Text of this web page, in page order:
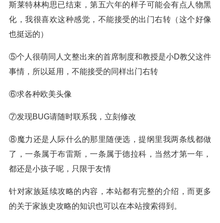
斯莱特林构思已结束，第五六年的样子可能会有点人物黑
化，我很喜欢这种感觉，不能接受的出门右转（这个好像
也挺远的）
⑤个人很萌同人文整出来的首席制度和教授是小D教父这件
事情，所以延用，不能接受的同样出门右转
⑥求各种欧美头像
⑦发现BUG请随时联系我，立刻修改
⑧魔力还是人际什么的那里随便选，提纲里我两条线都做
了，一条属于布雷斯，一条属于德拉科，当然才第一年，
都还是小孩子呢，只限于友情
针对家族延续攻略的内容，本站都有完整的介绍，而更多
的关于家族史攻略的知识也可以在本站搜索得到。